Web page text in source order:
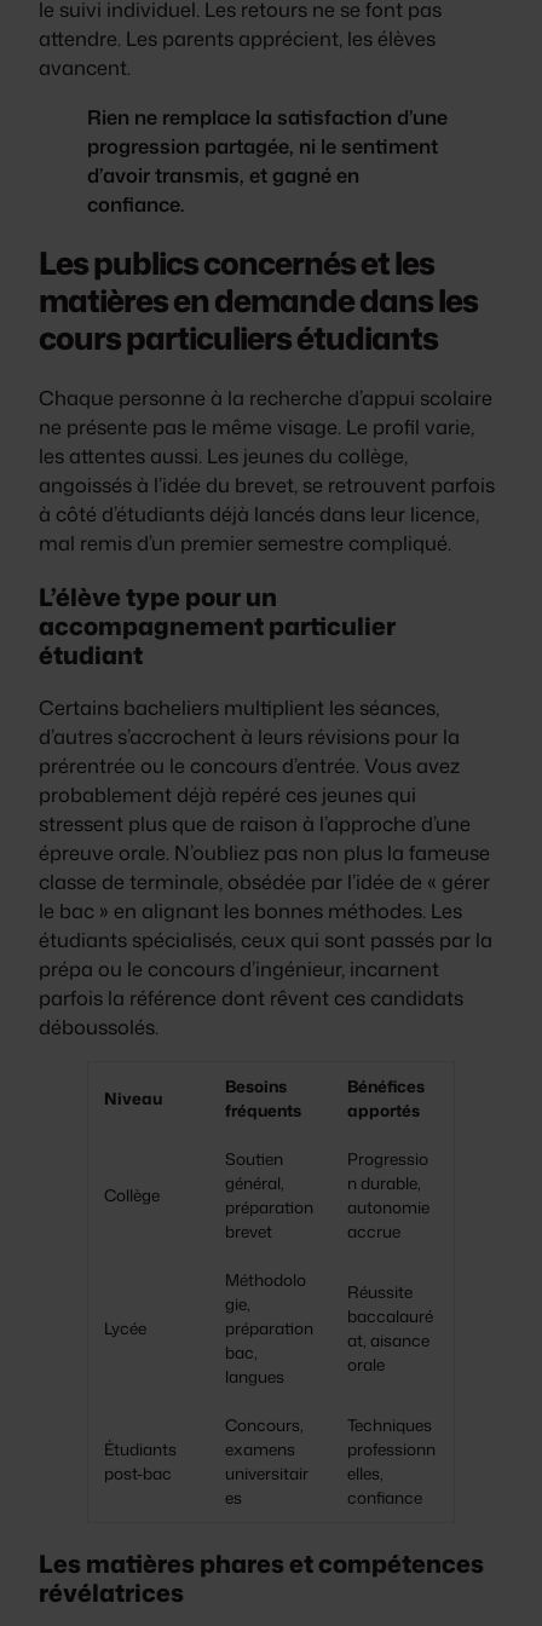
le suivi individuel. Les retours ne se font pas
attendre. Les parents apprécient, les élèves
avancent.
Rien ne remplace la satisfaction d’une
progression partagée, ni le sentiment
d’avoir transmis, et gagné en
confiance.
Les publics concernés et les
matières en demande dans les
cours particuliers étudiants
Chaque personne à la recherche d’appui scolaire
ne présente pas le même visage. Le profil varie,
les attentes aussi. Les jeunes du collège,
angoissés à l’idée du brevet, se retrouvent parfois
à côté d’étudiants déjà lancés dans leur licence,
mal remis d’un premier semestre compliqué.
L’élève type pour un
accompagnement particulier
étudiant
Certains bacheliers multiplient les séances,
d’autres s’accrochent à leurs révisions pour la
prérentrée ou le concours d’entrée. Vous avez
probablement déjà repéré ces jeunes qui
stressent plus que de raison à l’approche d’une
épreuve orale. N’oubliez pas non plus la fameuse
classe de terminale, obsédée par l’idée de « gérer
le bac » en alignant les bonnes méthodes. Les
étudiants spécialisés, ceux qui sont passés par la
prépa ou le concours d’ingénieur, incarnent
parfois la référence dont rêvent ces candidats
déboussolés.
Niveau
Besoins
fréquents
Bénéfices
apportés
Collège
Soutien
général,
préparation
brevet
Progressio
n durable,
autonomie
accrue
Lycée
Méthodolo
gie,
préparation
bac,
langues
Réussite
baccalauré
at, aisance
orale
Étudiants
post-bac
Concours,
examens
universitair
es
Techniques
professionn
elles,
confiance
Les matières phares et compétences
révélatrices